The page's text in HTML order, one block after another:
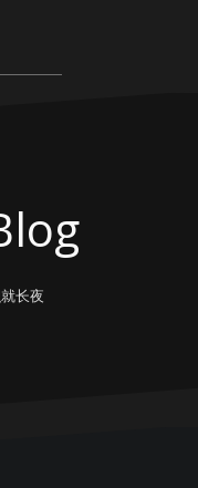
长夜